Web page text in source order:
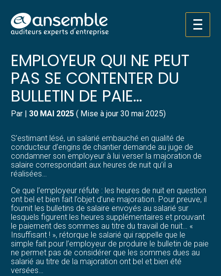
Aller
au
Créer et reprendre une activité
Gérer votre quotidien
Piloter votre entreprise
Développer votre entreprise
Structurer votre croissance
Être prêt pour la facturation
électronique
Pilotez votre gestion
Suivre votre comptabilité
Gérer vos ressources humaines
Dématérialiser vos documents
C’EST L’HISTOIRE D’UN
EMPLOYEUR QUI NE PEUT
PAS SE CONTENTER DU
BULLETIN DE PAIE…
Par |30 MAI 2025 ( Mise à jour 30 mai 2025)
S’estimant lésé, un salarié embauché en qualité de
conducteur d’engins de chantier demande au juge de
condamner son employeur à lui verser la majoration de
salaire correspondant aux heures de nuit qu’il a
réalisées…
Ce que l’employeur réfute : les heures de nuit en question
ont bel et bien fait l’objet d’une majoration. Pour preuve, il
fournit les bulletins de salaire envoyés au salarié sur
lesquels figurent les heures supplémentaires et prouvant
le paiement des sommes au titre du travail de nuit… «
Insuffisant ! », rétorque le salarié qui rappelle que le
simple fait pour l’employeur de produire le bulletin de paie
ne permet pas de considérer que les sommes dues au
salarié au titre de la majoration ont bel et bien été
versées…